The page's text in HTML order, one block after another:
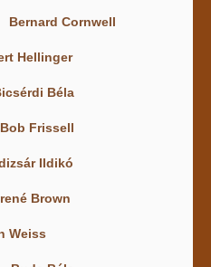
Bernard Cornwell
Hellinger
Béla
Bob Frissell
Ildikó
Brown
Weiss